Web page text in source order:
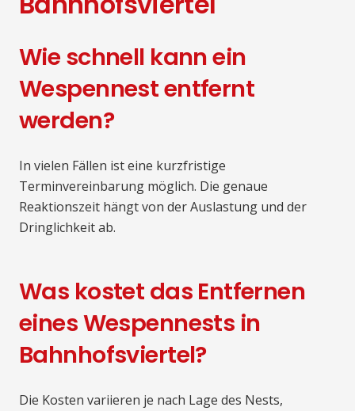
Wie schnell kann ein
Wespennest entfernt
werden?
In vielen Fällen ist eine kurzfristige
Terminvereinbarung möglich. Die genaue
Reaktionszeit hängt von der Auslastung und der
Dringlichkeit ab.
Was kostet das Entfernen
eines Wespennests in
Bahnhofsviertel?
Die Kosten variieren je nach Lage des Nests,